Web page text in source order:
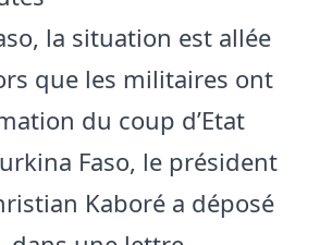
la situation est allée
que les militaires ont
du coup d’Etat
Faso, le président
Kaboré a déposé